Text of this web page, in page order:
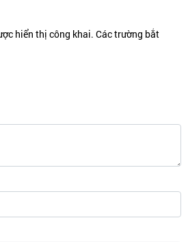
hiển thị công khai. Các trường bắt